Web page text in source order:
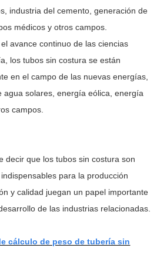
industria del cemento, generación de
médicos y otros campos.
avance continuo de las ciencias
los tubos sin costura se están
en el campo de las nuevas energías,
agua solares, energía eólica, energía
campos.
decir que los tubos sin costura son
para la producción
y calidad juegan un papel importante
de las industrias relacionadas.
cálculo de peso de tubería sin